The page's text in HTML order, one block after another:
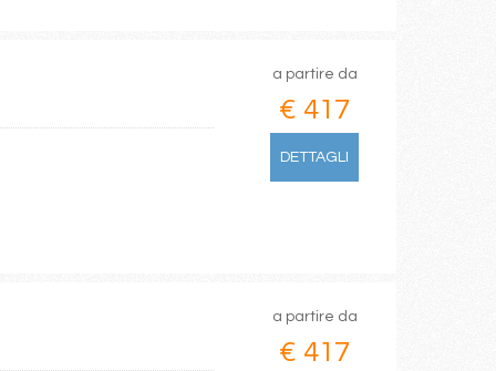
a partire da
€ 417
DETTAGLI
a partire da
€ 417